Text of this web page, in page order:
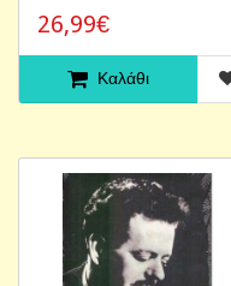
26,99€
Καλάθι